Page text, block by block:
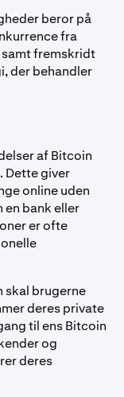
beror på
fra
fremskridt
der behandler
af Bitcoin
Dette giver
online uden
bank eller
er ofte
skal brugerne
deres private
til ens Bitcoin
og
deres